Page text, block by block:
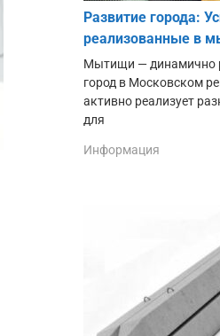
Развитие города:
реализованные в
Мытищи — динамично
город в Московском
активно реализует
для
Информация